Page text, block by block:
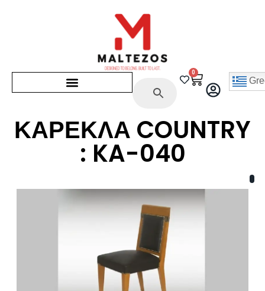
0
ΚΑΡΕΚΛΑ COUNTRY
: KA-040